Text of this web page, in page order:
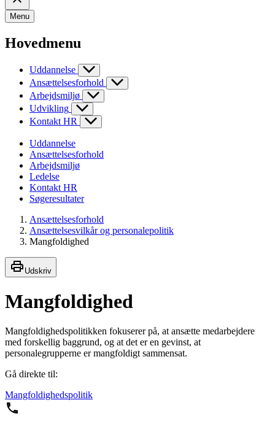
Menu
Hovedmenu
Uddannelse
Ansættelsesforhold
Arbejdsmiljø
Udvikling
Kontakt HR
Uddannelse
Ansættelsesforhold
Arbejdsmiljø
Ledelse
Kontakt HR
Søgeresultater
Ansættelsesforhold
Ansættelsesvilkår og personalepolitik
Mangfoldighed
Udskriv
Mangfoldighed
Mangfoldighedspolitikken fokuserer på, at ansætte medarbejdere
med forskellig baggrund, og at det er en gevinst, at
personalegrupperne er mangfoldigt sammensat.
Gå direkte til:
Mangfoldighedspolitik